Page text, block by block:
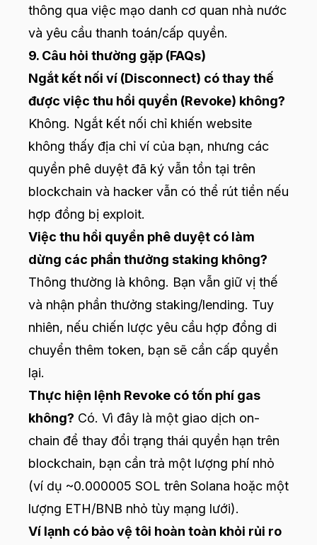
thông qua việc mạo danh cơ quan nhà nước
và yêu cầu thanh toán/cấp quyền.
9. Câu hỏi thường gặp (FAQs)
Ngắt kết nối ví (Disconnect) có thay thế
được việc thu hồi quyền (Revoke) không?
Không. Ngắt kết nối chỉ khiến website
không thấy địa chỉ ví của bạn, nhưng các
quyền phê duyệt đã ký vẫn tồn tại trên
blockchain và hacker vẫn có thể rút tiền nếu
hợp đồng bị exploit.
Việc thu hồi quyền phê duyệt có làm
dừng các phần thưởng staking không?
Thông thường là không. Bạn vẫn giữ vị thế
và nhận phần thưởng staking/lending. Tuy
nhiên, nếu chiến lược yêu cầu hợp đồng di
chuyển thêm token, bạn sẽ cần cấp quyền
lại.
Thực hiện lệnh Revoke có tốn phí gas
không? Có. Vì đây là một giao dịch on-
chain để thay đổi trạng thái quyền hạn trên
blockchain, bạn cần trả một lượng phí nhỏ
(ví dụ ~0.000005 SOL trên Solana hoặc một
lượng ETH/BNB nhỏ tùy mạng lưới).
Ví lạnh có bảo vệ tôi hoàn toàn khỏi rủi ro